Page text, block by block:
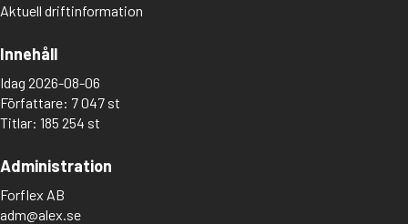
Aktuell driftinformation
Innehåll
Idag 2026-08-06
Författare: 7 047 st
Titlar: 185 254 st
Administration
Forflex AB
adm@alex.se